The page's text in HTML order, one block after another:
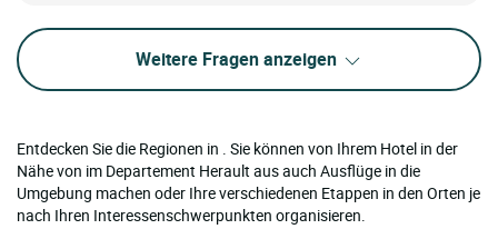
Weitere Fragen anzeigen
Entdecken Sie die Regionen in . Sie können von Ihrem Hotel in der
Nähe von im Departement Herault aus auch Ausflüge in die
Umgebung machen oder Ihre verschiedenen Etappen in den Orten je
nach Ihren Interessenschwerpunkten organisieren.